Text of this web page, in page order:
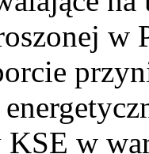
w
KSE w